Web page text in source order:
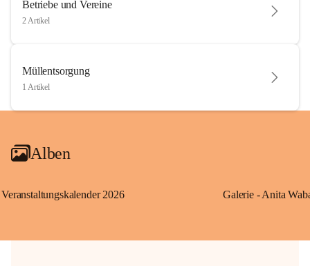
Betriebe und Vereine
2 Artikel
Müllentsorgung
1 Artikel
Alben
Veranstaltungskalender 2026 Galerie - Anita